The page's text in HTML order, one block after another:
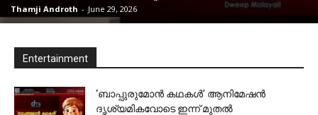
Thamji Androth - June 29, 2026
Entertainment
‘ബാപ്പുരുമോൻ കഥകൾ’ ആനിമേഷൻ
ദൃശ്യമികവോടെ ഇന്ന് മുതൽ